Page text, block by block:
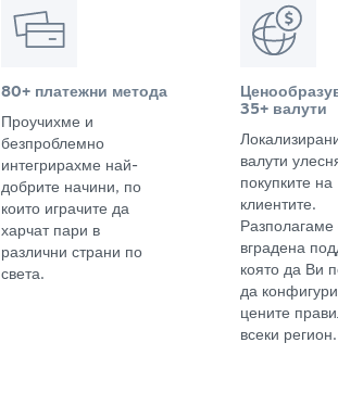
80+ платежни метода
Проучихме и
безпроблемно
интегрирахме най-
добрите начини, по
които играчите да
харчат пари в
различни страни по
света.
35+ валути
валути
покупките на
клиентите.
Разполагаме
вградена
която да Ви
да
цените
всеки регион.